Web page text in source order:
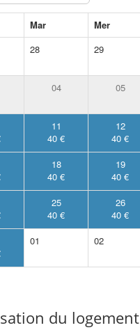
Mar Mer
28 29
04 05
11
40 €
12
40 €
18
40 €
19
40 €
25
40 €
26
40 €
01 02
du logement